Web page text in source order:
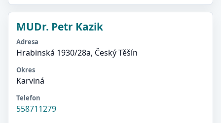
MUDr. Petr Kazik
Adresa
Hrabinská 1930/28a, Český Těšín
Okres
Karviná
Telefon
558711279